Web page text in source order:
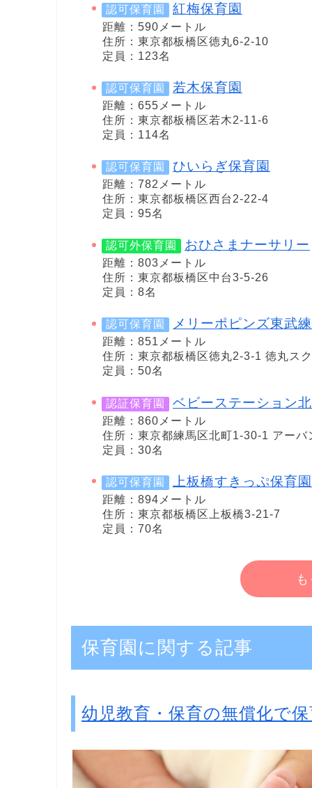
認可保育園 紅梅保育園
距離：590メートル
住所：東京都板橋区徳丸6-2-10
定員：123名
認可保育園 若木保育園
距離：655メートル
住所：東京都板橋区若木2-11-6
定員：114名
認可保育園 ひいらぎ保育園
距離：782メートル
住所：東京都板橋区西台2-22-4
定員：95名
認可外保育園 おひさまナーサリー
距離：803メートル
住所：東京都板橋区中台3-5-26
定員：8名
認可保育園 メリーポピンズ東武
距離：851メートル
住所：東京都板橋区徳丸2‐3‐1 徳丸ス
定員：50名
認証保育園 ベビーステーション
距離：860メートル
住所：東京都練馬区北町1-30-1 アーバ
定員：30名
認可保育園 上板橋すきっぷ保育園
距離：894メートル
住所：東京都板橋区上板橋3-21-7
定員：70名
保育園に関する記事
幼児教育・保育の無償化で